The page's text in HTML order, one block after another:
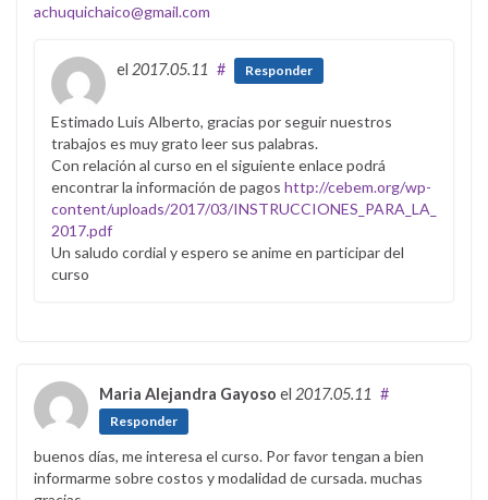
achuquichaico@gmail.com
el 2017.05.11 # Responder
Estimado Luis Alberto, gracias por seguir nuestros
trabajos es muy grato leer sus palabras.
Con relación al curso en el siguiente enlace podrá
encontrar la información de pagos http://cebem.org/wp-
content/uploads/2017/03/
2017.pdf
Un saludo cordial y espero se anime en participar del
curso
Maria Alejandra Gayoso el 2017.05.11 #
Responder
buenos días, me interesa el curso. Por favor tengan a bien
informarme sobre costos y modalidad de cursada. muchas